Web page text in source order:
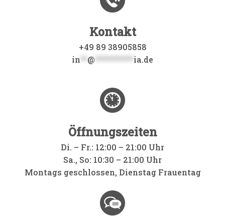
Kontakt
+49 89 38905858
in
@ ia.de
Öffnungszeiten
Di. – Fr.: 12:00 – 21:00 Uhr
Sa., So: 10:30 – 21:00 Uhr
Montags geschlossen, Dienstag Frauentag